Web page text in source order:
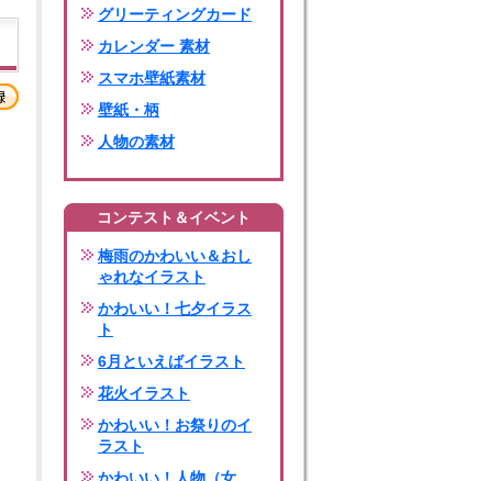
グリーティングカード
カレンダー 素材
スマホ壁紙素材
壁紙・柄
人物の素材
コンテスト＆イベント
梅雨のかわいい＆おし
ゃれなイラスト
かわいい！七夕イラス
ト
6月といえばイラスト
花火イラスト
かわいい！お祭りのイ
ラスト